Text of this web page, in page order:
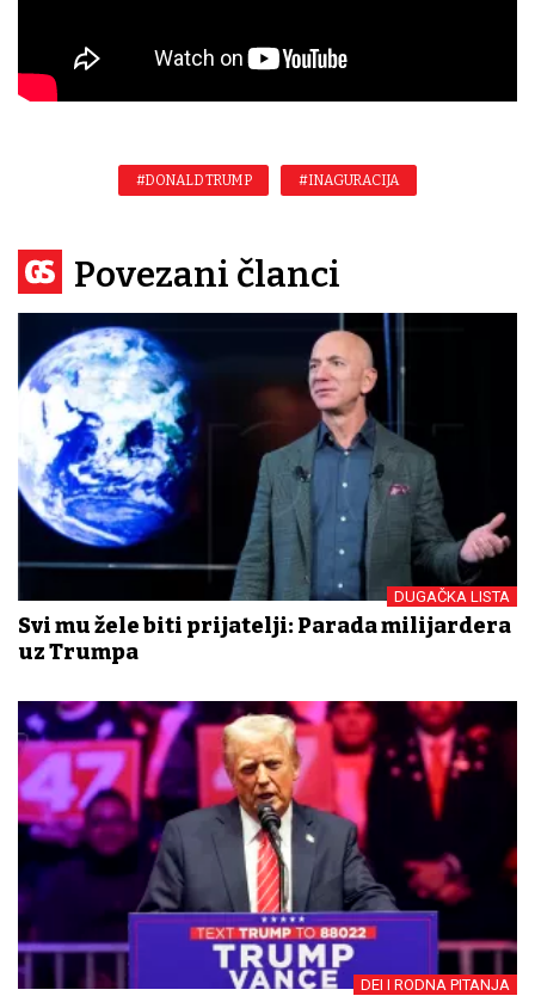
#DONALD TRUMP #INAGURACIJA
Povezani članci
DUGAČKA LISTA
Svi mu žele biti prijatelji: Parada milijardera
uz Trumpa
DEI I RODNA PITANJA